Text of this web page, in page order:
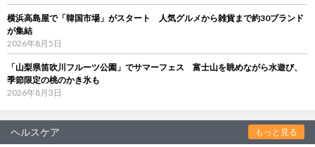
横浜高島屋で「韓国市場」がスタート 人気グルメから雑貨まで約30ブランド
が集結
2026年8月5日
「山梨県笛吹川フルーツ公園」でサマーフェス 富士山を眺めながら水遊び、
季節限定の桃のかき氷も
2026年8月3日
ヘルスケア もっと見る